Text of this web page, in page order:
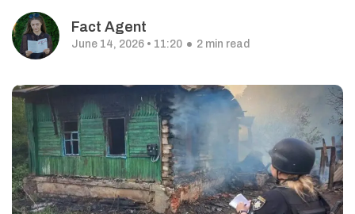
Fact Agent
June 14, 2026 • 11:20 2 min read